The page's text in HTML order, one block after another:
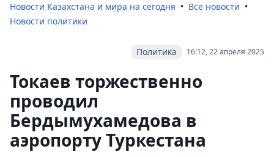
Новости Казахстана и мира на сегодня
Все новости
Новости политики
16:12, 22 апреля 2025
Политика
Токаев торжественно
проводил
Бердымухамедова в
аэропорту Туркестана